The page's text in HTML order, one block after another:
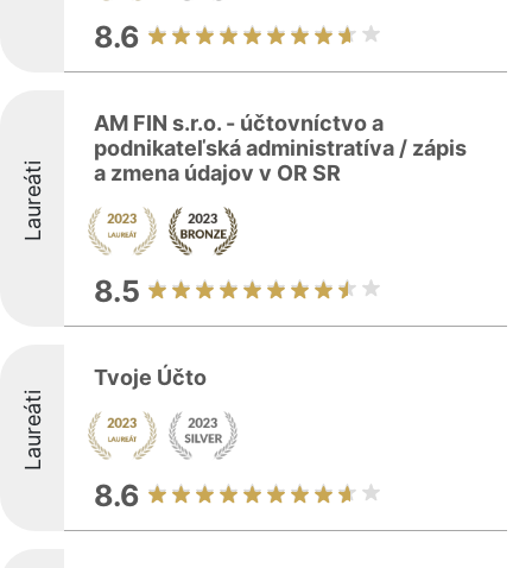
8.6
Laureáti
AM FIN s.r.o. - účtovníctvo a
podnikateľská administratíva / zápis
a zmena údajov v OR SR
8.5
Laureáti
Tvoje Účto
8.6